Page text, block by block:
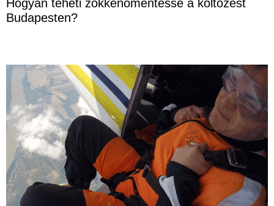
Hogyan teheti zökkenőmentessé a költözést
Budapesten?